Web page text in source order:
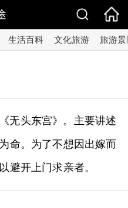
生活百科 文化旅游 旅游景
无头东宫》。主要讲述
命。为了不想因出嫁而
避开上门求亲者。